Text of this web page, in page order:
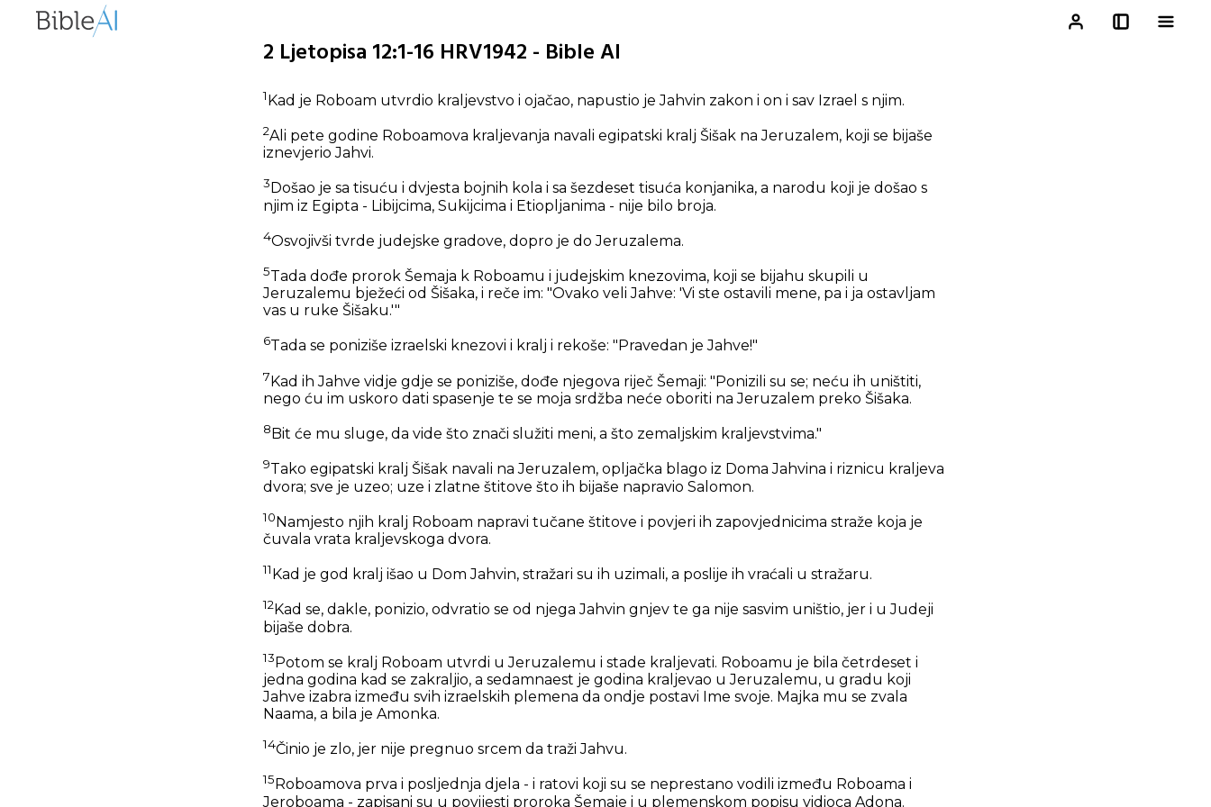
2 Ljetopisa 12:1-16 HRV1942 - Bible AI
1Kad je Roboam utvrdio kraljevstvo i ojačao, napustio je Jahvin zakon i on i sav Izrael s njim.
2Ali pete godine Roboamova kraljevanja navali egipatski kralj Šišak na Jeruzalem, koji se bijaše
iznevjerio Jahvi.
3 Došao je sa tisuću i dvjesta bojnih kola i sa šezdeset tisuća konjanika, a narodu koji je došao s
njim iz Egipta - Libijcima, Sukijcima i Etiopljanima - nije bilo broja.
4Osvojivši tvrde judejske gradove, dopro je do Jeruzalema.
5Tada dođe prorok Šemaja k Roboamu i judejskim knezovima, koji se bijahu skupili u
Jeruzalemu bježeći od Šišaka, i reče im: "Ovako veli Jahve: 'Vi ste ostavili mene, pa i ja ostavljam
vas u ruke Šišaku.'"
6Tada se poniziše izraelski knezovi i kralj i rekoše: "Pravedan je Jahve!"
7Kad ih Jahve vidje gdje se poniziše, dođe njegova riječ Šemaji: "Ponizili su se; neću ih uništiti,
nego ću im uskoro dati spasenje te se moja srdžba neće oboriti na Jeruzalem preko Šišaka.
8 Bit će mu sluge, da vide što znači služiti meni, a što zemaljskim kraljevstvima."
9Tako egipatski kralj Šišak navali na Jeruzalem, opljačka blago iz Doma Jahvina i riznicu kraljeva
dvora; sve je uzeo; uze i zlatne štitove što ih bijaše napravio Salomon.
10Namjesto njih kralj Roboam napravi tučane štitove i povjeri ih zapovjednicima straže koja je
čuvala vrata kraljevskoga dvora.
11 Kad je god kralj išao u Dom Jahvin, stražari su ih uzimali, a poslije ih vraćali u stražaru.
12Kad se, dakle, ponizio, odvratio se od njega Jahvin gnjev te ga nije sasvim uništio, jer i u Judeji
bijaše dobra.
13Potom se kralj Roboam utvrdi u Jeruzalemu i stade kraljevati. Roboamu je bila četrdeset i
jedna godina kad se zakraljio, a sedamnaest je godina kraljevao u Jeruzalemu, u gradu koji
Jahve izabra između svih izraelskih plemena da ondje postavi Ime svoje. Majka mu se zvala
Naama, a bila je Amonka.
14Činio je zlo, jer nije pregnuo srcem da traži Jahvu.
15 Roboamova prva i posljednja djela - i ratovi koji su se neprestano vodili između Roboama i
Jeroboama - zapisani su u povijesti proroka Šemaje i u plemenskom popisu vidioca Adona.